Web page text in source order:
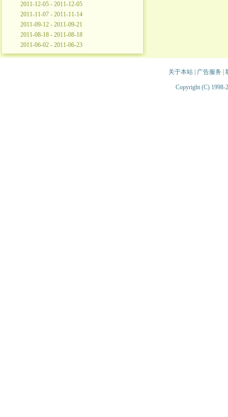
2011-12-05 - 2011-12-05
2011-11-07 - 2011-11-14
2011-09-12 - 2011-09-21
2011-08-18 - 2011-08-18
2011-06-02 - 2011-06-23
关于本站| 广告服务
Copyright (C) 1998-